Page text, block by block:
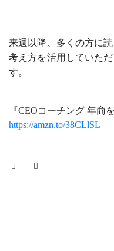
来週以降、多くの方に
考え方を活用していた
す。
『CEOコーチング 年商
https://amzn.to/38CLlSL